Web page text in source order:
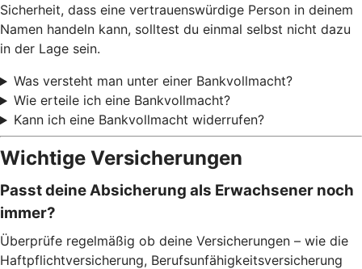
Sicherheit, dass eine vertrauenswürdige Person in deinem
Namen handeln kann, solltest du einmal selbst nicht dazu
in der Lage sein.
Was versteht man unter einer Bankvollmacht?
Wie erteile ich eine Bankvollmacht?
Kann ich eine Bankvollmacht widerrufen?
Wichtige Versicherungen
Passt deine Absicherung als Erwachsener noch
immer?
Überprüfe regelmäßig ob deine Versicherungen – wie die
Haftpflichtversicherung, Berufsunfähigkeitsversicherung